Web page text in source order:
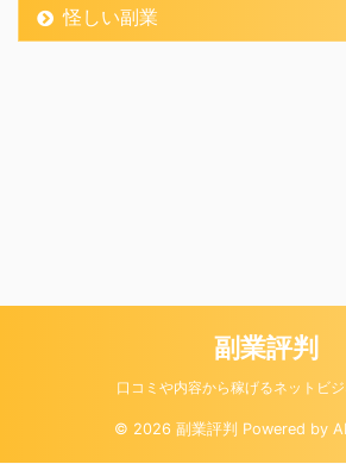
怪しい副業
副業評判
口コミや内容から稼げるネットビ
© 2026 副業評判 Powered by